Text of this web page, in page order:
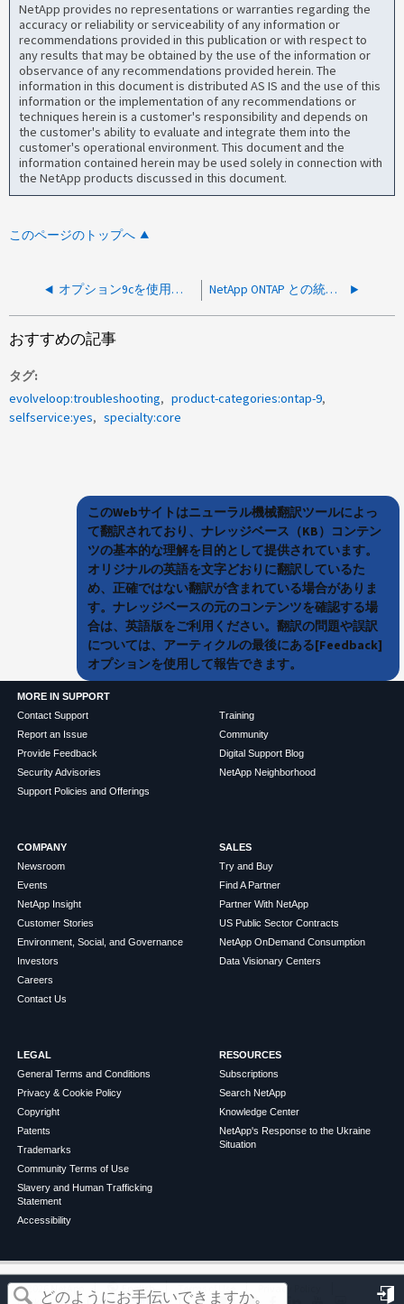
NetApp provides no representations or warranties regarding the
accuracy or reliability or serviceability of any information or
recommendations provided in this publication or with respect to
any results that may be obtained by the use of the information or
observance of any recommendations provided herein. The
information in this document is distributed AS IS and the use of this
information or the implementation of any recommendations or
techniques herein is a customer's responsibility and depends on
the customer's ability to evaluate and integrate them into the
customer's operational environment. This document and the
information contained herein may be used solely in connection with
the NetApp products discussed in this document.
このページのトップへ
オプション9cを使用してクラスタを初期化する際に、不要なディスクが選択される NetApp ONTAP との統合時に Veeam Snapshot View で予期しない VM が表示される
この記事は役に立ちましたか？
おすすめの記事
タグ
evolveloop:troubleshooting
product-categories:ontap-9
selfservice:yes
specialty:core
このWebサイトはニューラル機械翻訳ツールによっ
て翻訳されており、ナレッジベース（KB）コンテン
ツの基本的な理解を目的として提供されています。
オリジナルの英語を文字どおりに翻訳しているた
め、正確ではない翻訳が含まれている場合がありま
す。ナレッジベースの元のコンテンツを確認する場
合は、英語版をご利用ください。翻訳の問題や誤訳
については、アーティクルの最後にある[Feedback]
オプションを使用して報告できます。
MORE IN SUPPORT
Contact Support
Report an Issue
Provide Feedback
Security Advisories
Support Policies and Offerings
Training
Community
Digital Support Blog
NetApp Neighborhood
COMPANY
Newsroom
Events
NetApp Insight
Customer Stories
Environment, Social, and Governance
Investors
Careers
Contact Us
SALES
Try and Buy
Find A Partner
Partner With NetApp
US Public Sector Contracts
NetApp OnDemand Consumption
Data Visionary Centers
LEGAL
General Terms and Conditions
Privacy & Cookie Policy
Copyright
Patents
Trademarks
Community Terms of Use
Slavery and Human Trafficking
Statement
Accessibility
RESOURCES
Subscriptions
Search NetApp
Knowledge Center
NetApp's Response to the Ukraine
Situation
©2026NetApp English Terms of Use
Privacy Policy